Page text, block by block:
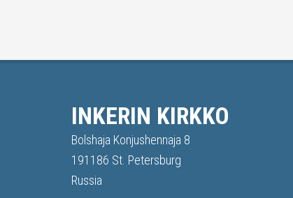
INKERIN KIRKKO
Bolshaja Konjushennaja 8
191186 St. Petersburg
Russia